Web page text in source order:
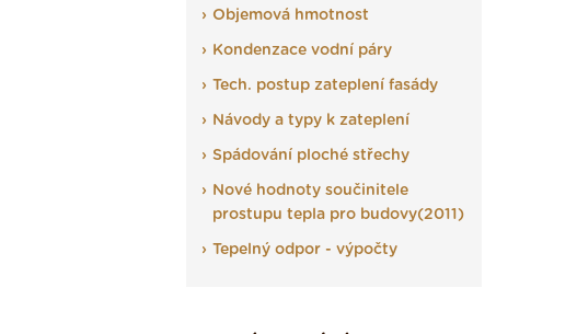
Objemová hmotnost
Kondenzace vodní páry
Tech. postup zateplení fasády
Návody a typy k zateplení
Spádování ploché střechy
Nové hodnoty součinitele
prostupu tepla pro budovy(2011)
Tepelný odpor - výpočty